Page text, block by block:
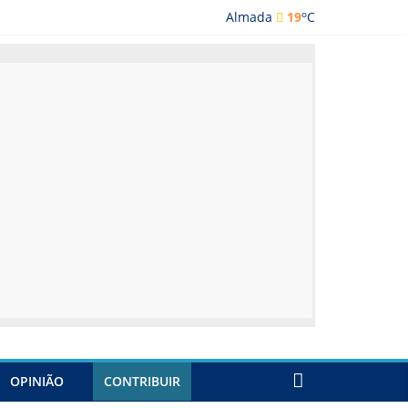
Almada 19oC
OPINIÃO CONTRIBUIR